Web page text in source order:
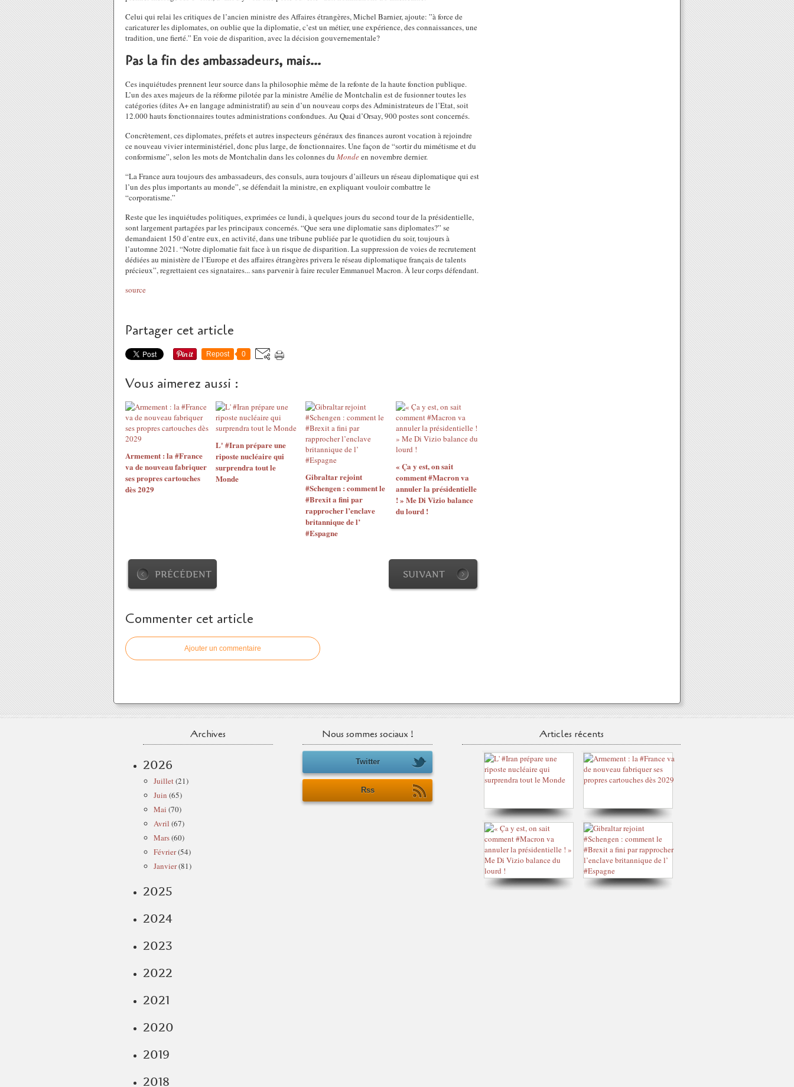
Celui qui relai les critiques de l’ancien ministre des Affaires étrangères, Michel Barnier, ajoute: ”à force de
caricaturer les diplomates, on oublie que la diplomatie, c’est un métier, une expérience, des connaissances, une
tradition, une fierté.” En voie de disparition, avec la décision gouvernementale?
Pas la fin des ambassadeurs, mais...
Ces inquiétudes prennent leur source dans la philosophie même de la refonte de la haute fonction publique.
L’un des axes majeurs de la réforme pilotée par la ministre Amélie de Montchalin est de fusionner toutes les
catégories (dites A+ en langage administratif) au sein d’un nouveau corps des Administrateurs de l’Etat, soit
12.000 hauts fonctionnaires toutes administrations confondues. Au Quai d’Orsay, 900 postes sont concernés.
Concrètement, ces diplomates, préfets et autres inspecteurs généraux des finances auront vocation à rejoindre
ce nouveau vivier interministériel, donc plus large, de fonctionnaires. Une façon de “sortir du mimétisme et du
conformisme”, selon les mots de Montchalin dans les colonnes du Mondeen novembre dernier.
“La France aura toujours des ambassadeurs, des consuls, aura toujours d’ailleurs un réseau diplomatique qui est
l’un des plus importants au monde”, se défendait la ministre, en expliquant vouloir combattre le
“corporatisme.”
Reste que les inquiétudes politiques, exprimées ce lundi, à quelques jours du second tour de la présidentielle,
sont largement partagées par les principaux concernés. “Que sera une diplomatie sans diplomates?” se
demandaient 150 d’entre eux, en activité, dans une tribune publiée par le quotidien du soir, toujours à
l’automne 2021. “Notre diplomatie fait face à un risque de disparition. La suppression de voies de recrutement
dédiées au ministère de l’Europe et des affaires étrangères privera le réseau diplomatique français de talents
précieux”, regrettaient ces signataires... sans parvenir à faire reculer Emmanuel Macron. À leur corps défendant.
source
Partager cet article
Repost 0
Vous aimerez aussi :
Armement : la #France
va de nouveau fabriquer
ses propres cartouches
dès 2029
L' #Iran prépare une
riposte nucléaire qui
surprendra tout le
Monde
Gibraltar rejoint
#Schengen : comment le
#Brexit a fini par
rapprocher l’enclave
britannique de l’
#Espagne
« Ça y est, on sait
comment #Macron va
annuler la présidentielle
! » Me Di Vizio balance
du lourd !
PRÉCÉDENT SUIVANT
Commenter cet article
Ajouter un commentaire
Archives
2026
Juillet(21)
Juin (65)
Mai (70)
Avril (67)
Mars(60)
Février(54)
Janvier(81)
2025
2024
2023
2022
2021
2020
2019
2018
Nous sommes sociaux !
Twitter
Rss
Articles récents